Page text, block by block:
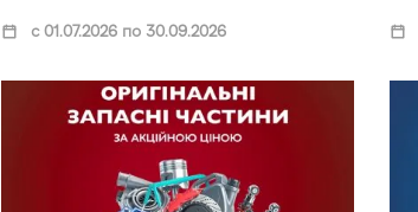
с 01.07.2026 по 30.09.2026